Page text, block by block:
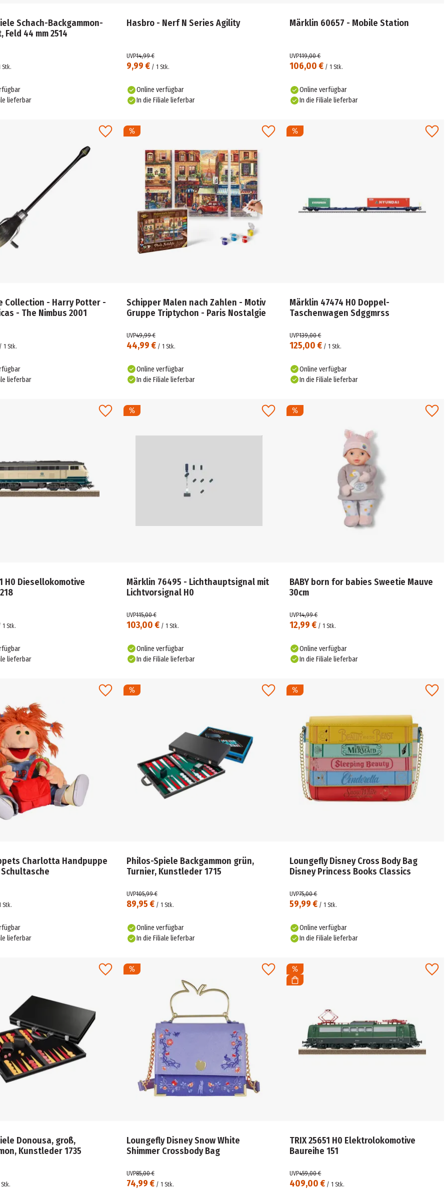
Schach-Backgammon-
Feld 44 mm 2514
Stk.
lieferbar
Hasbro - Nerf N Series Agility
9,99 €/ 1 Stk.
UVP14,99 €
Online verfügbar
In die Filiale lieferbar
Märklin 60657 - Mobile Station
106,00 € / 1 Stk.
UVP119,00 €
Online verfügbar
In die Filiale lieferbar
Collection - Harry Potter -
- The Nimbus 2001
/ 1 Stk.
lieferbar
Schipper Malen nach Zahlen - Motiv
Gruppe Triptychon - Paris Nostalgie
44,99 €/ 1 Stk.
UVP49,99 €
Online verfügbar
In die Filiale lieferbar
Märklin 47474 H0 Doppel-
Taschenwagen Sdggmrss
125,00 € / 1 Stk.
UVP139,00 €
Online verfügbar
In die Filiale lieferbar
H0 Diesellokomotive
1 Stk.
lieferbar
Märklin 76495 - Lichthauptsignal mit
Lichtvorsignal H0
103,00 €/ 1 Stk.
UVP115,00 €
Online verfügbar
In die Filiale lieferbar
BABY born for babies Sweetie Mauve
30cm
12,99 € / 1 Stk.
UVP14,99 €
Online verfügbar
In die Filiale lieferbar
Charlotta Handpuppe
Schultasche
Stk.
lieferbar
Philos-Spiele Backgammon grün,
Turnier, Kunstleder 1715
89,95 €/ 1 Stk.
UVP105,99 €
Online verfügbar
In die Filiale lieferbar
Loungefly Disney Cross Body Bag
Disney Princess Books Classics
59,99 € / 1 Stk.
UVP75,00 €
Online verfügbar
In die Filiale lieferbar
Donousa, groß,
Kunstleder 1735
Stk.
Loungefly Disney Snow White
Shimmer Crossbody Bag
74,99 €/ 1 Stk.
UVP85,00 €
TRIX 25651 H0 Elektrolokomotive
Baureihe 151
409,00 € / 1 Stk.
UVP459,00 €